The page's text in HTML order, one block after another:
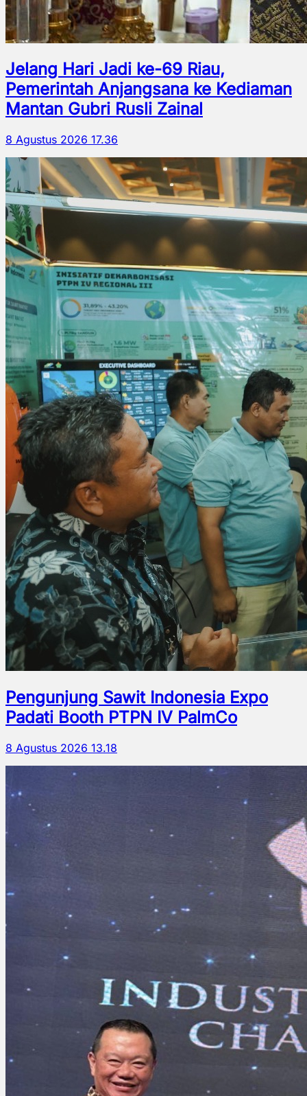
Jelang Hari Jadi ke-69 Riau,
Pemerintah Anjangsana ke Kediaman
Mantan Gubri Rusli Zainal
8 Agustus 2026 17.36
Pengunjung Sawit Indonesia Expo
Padati Booth PTPN IV PalmCo
8 Agustus 2026 13.18